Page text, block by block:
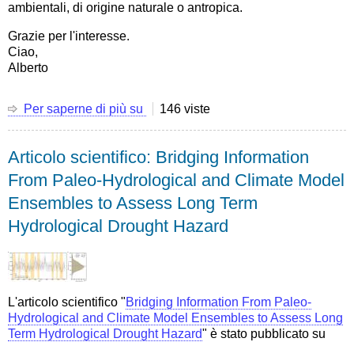
ambientali, di origine naturale o antropica.
Grazie per l'interesse.
Ciao,
Alberto
Per saperne di più su
a
Resilient2Risk
"Scenari
di
cambiamento
climatico
rischio
alluvionale"
146 viste
Articolo scientifico: Bridging Information
From Paleo-Hydrological and Climate Model
Ensembles to Assess Long Term
Hydrological Drought Hazard
L'articolo scientifico "Bridging Information From Paleo-
Hydrological and Climate Model Ensembles to Assess Long
Term Hydrological Drought Hazard" è stato pubblicato su